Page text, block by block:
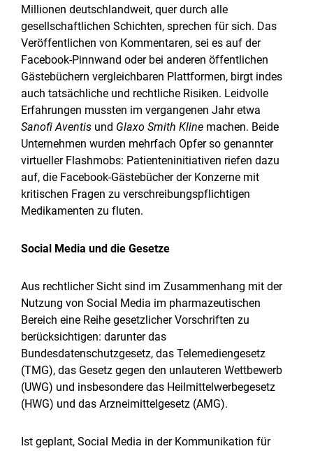
Millionen deutschlandweit, quer durch alle
gesellschaftlichen Schichten, sprechen für sich. Das
Veröffentlichen von Kommentaren, sei es auf der
Facebook-Pinnwand oder bei anderen öffentlichen
Gästebüchern vergleichbaren Plattformen, birgt indes
auch tatsächliche und rechtliche Risiken. Leidvolle
Erfahrungen mussten im vergangenen Jahr etwa
Sanofi Aventis und Glaxo Smith Kline machen. Beide
Unternehmen wurden mehrfach Opfer so genannter
virtueller Flashmobs: Patienteninitiativen riefen dazu
auf, die Facebook-Gästebücher der Konzerne mit
kritischen Fragen zu verschreibungspflichtigen
Medikamenten zu fluten.
Social Media und die Gesetze
Aus rechtlicher Sicht sind im Zusammenhang mit der
Nutzung von Social Media im pharmazeutischen
Bereich eine Reihe gesetzlicher Vorschriften zu
berücksichtigen: darunter das
Bundesdatenschutzgesetz, das Telemediengesetz
(TMG), das Gesetz gegen den unlauteren Wettbewerb
(UWG) und insbesondere das Heilmittelwerbegesetz
(HWG) und das Arzneimittelgesetz (AMG).
Ist geplant, Social Media in der Kommunikation für